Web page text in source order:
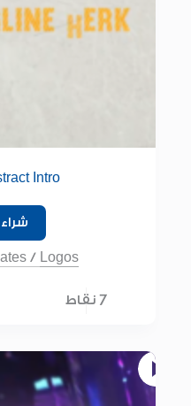
Intro
/ Logos
7 نقاط